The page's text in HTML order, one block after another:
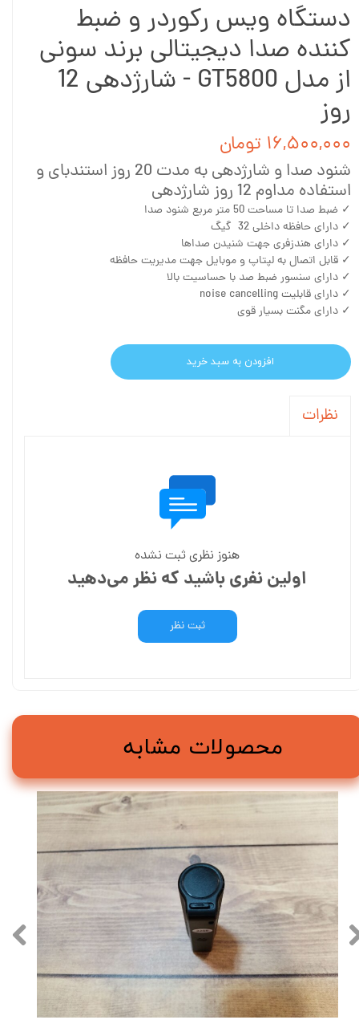
دستگاه ویس رکوردر و ضبط
کننده صدا دیجیتالی برند سونی
از مدل GT5800 - شارژدهی 12
روز
۱۶,۵۰۰,۰۰۰ تومان
شنود صدا و شارژدهی به مدت 20 روز استندبای و
استفاده مداوم 12 روز شارژدهی
✓ ضبط صدا تا مساحت 50 متر مربع شنود صدا
✓ دارای حافظه داخلی 32 گیگ
✓ دارای هندزفری جهت شنیدن صداها
✓ قابل اتصال به لپتاپ و موبایل جهت مدیریت حافظه
✓ دارای سنسور ضبط صد با حساسیت بالا
✓ دارای قابلیت noise cancelling
✓ دارای مگنت بسیار قوی
افزودن به سبد خرید
نظرات
هنوز نظری ثبت نشده
اولین نفری باشید که نظر می‌دهید
ثبت نظر
محصولات مشابه